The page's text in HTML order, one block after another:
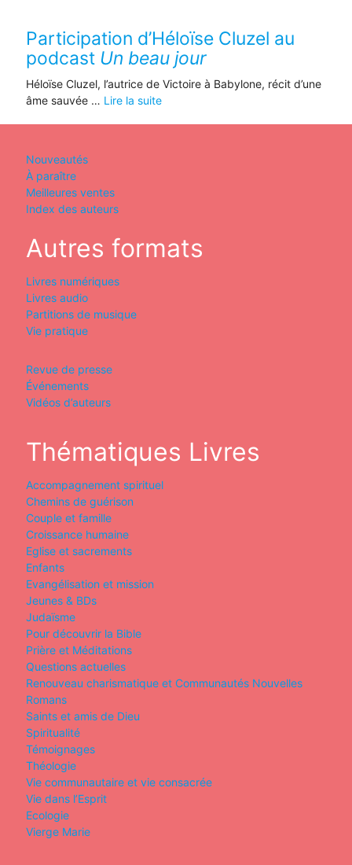
Participation d’Héloïse Cluzel au
podcast Un beau jour
Héloïse Cluzel, l’autrice de Victoire à Babylone, récit d’une
âme sauvée … Lire la suite
Nouveautés
À paraître
Meilleures ventes
Index des auteurs
Autres formats
Livres numériques
Livres audio
Partitions de musique
Vie pratique
Revue de presse
Événements
Vidéos d’auteurs
Thématiques Livres
Accompagnement spirituel
Chemins de guérison
Couple et famille
Croissance humaine
Eglise et sacrements
Enfants
Evangélisation et mission
Jeunes & BDs
Judaïsme
Pour découvrir la Bible
Prière et Méditations
Questions actuelles
Renouveau charismatique et Communautés Nouvelles
Romans
Saints et amis de Dieu
Spiritualité
Témoignages
Théologie
Vie communautaire et vie consacrée
Vie dans l’Esprit
Ecologie
Vierge Marie